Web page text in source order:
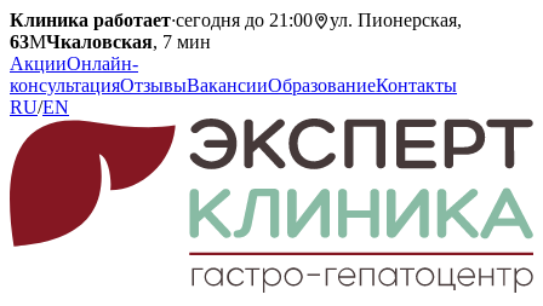
Клиника работает·сегодня до 21:00
ул. Пионерская,
63МЧкаловская, 7 мин
АкцииОнлайн-
консультацияОтзывыВакансииОбразованиеКонтакты
RU/EN